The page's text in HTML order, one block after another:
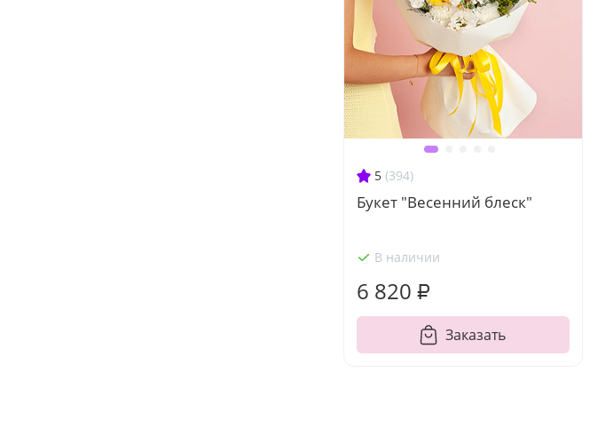
5 (394)
Букет "Весенний блеск"
В наличии
6 820 ₽
Заказать